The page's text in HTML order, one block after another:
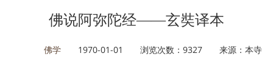
佛说阿弥陀经——玄奘译本
佛学 1970-01-01 浏览次数：9327 来源：本寺